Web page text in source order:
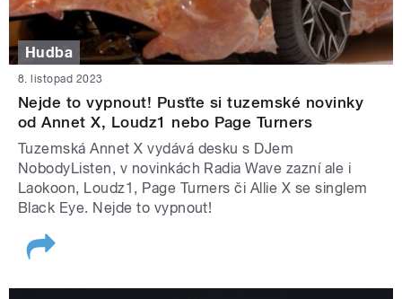
Hudba
8. listopad 2023
Nejde to vypnout! Pusťte si tuzemské novinky
od Annet X, Loudz1 nebo Page Turners
Tuzemská Annet X vydává desku s DJem
NobodyListen, v novinkách Radia Wave zazní ale i
Laokoon, Loudz1, Page Turners či Allie X se singlem
Black Eye. Nejde to vypnout!